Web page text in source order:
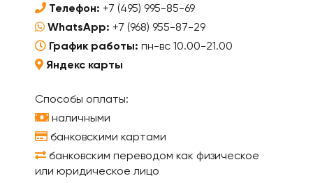
Телефон: +7 (495) 995-85-69
WhatsApp: +7 (968) 955-87-29
График работы: пн-вс 10.00-21.00
Яндекс карты
Способы оплаты:
наличными
банковскими картами
банковским переводом как физическое
или юридическое лицо